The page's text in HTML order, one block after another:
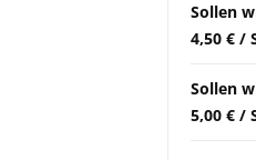
Sollen
4,50 € /
Sollen
5,00 € /